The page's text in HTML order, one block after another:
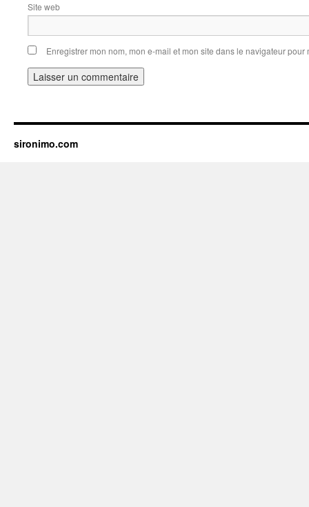
Site web
Enregistrer mon nom, mon e-mail et mon site dans le navigateur
sironimo.com